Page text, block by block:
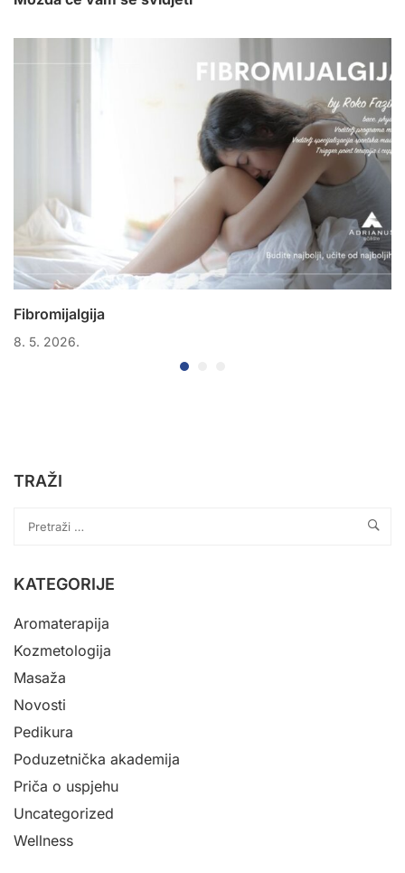
Fibromijalgija
8. 5. 2026.
TRAŽI
KATEGORIJE
Aromaterapija
Kozmetologija
Masaža
Novosti
Pedikura
Poduzetnička akademija
Priča o uspjehu
Uncategorized
Wellness